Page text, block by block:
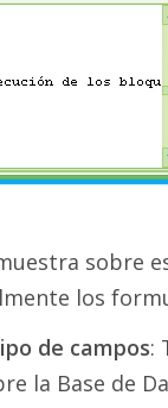
sobre
los
de campos:
la Base de